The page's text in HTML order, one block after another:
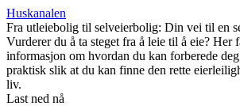
Huskanalen
Fra utleiebolig til selveierbolig: Din vei til en
Vurderer du å ta steget fra å leie til å eie? Her
informasjon om hvordan du kan forberede
praktisk slik at du kan finne den rette
liv.
Last ned nå